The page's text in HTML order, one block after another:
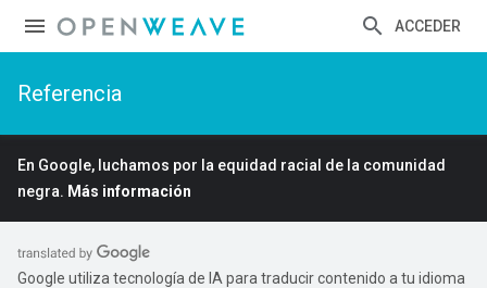
ACCEDER
Referencia
En Google, luchamos por la equidad racial de la comunidad
negra. Más información
Google utiliza tecnología de IA para traducir contenido a tu idioma